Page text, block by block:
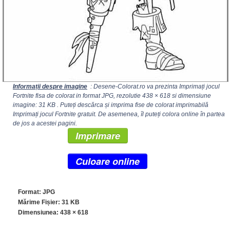
Informații despre imagine : Desene-Colorat.ro va prezinta Imprimați jocul
Fortnite fisa de colorat in format JPG, rezolutie 438 × 618 si dimensiune
imagine: 31 KB . Puteți descărca și imprima fise de colorat imprimabilă
Imprimați jocul Fortnite gratuit. De asemenea, îl puteți colora online în partea
de jos a acestei pagini.
Imprimare
Culoare online
Format: JPG
Mărime Fișier: 31 KB
Dimensiunea: 438 × 618